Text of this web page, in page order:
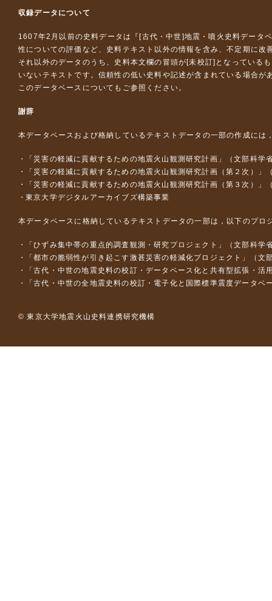
収録データについて
1607年2月以前の史料データは『 [古代・中世]地震・噴火史料データ
性についての評価など、史料テキスト以外の情報を含み、不定期に改
それ以外のデータのうち、史料本文欄の冒頭が[未校訂]となっている
いないテキストです。信頼性の低い史料や記述が含まれている場合が
このデータベースについて もご参照ください。
謝辞
本データベースおよび格納しているテキストデータの一部の作成には
「災害の軽減に貢献するための地震火山観測研究計画」（文部科学
「災害の軽減に貢献するための地震火山観測研究計画（第２次）」
「災害の軽減に貢献するための地震火山観測研究計画（第３次）」
東京大学デジタルアーカイブズ構築事業
本データベースに格納しているテキストデータの一部は，以下のプロ
「ひずみ集中帯の重点的調査観測・研究プロジェクト」（文部科
「都市の脆弱性が引き起こす激甚災害の軽減化プロジェクト」（
「古代・中世の地震史料の校訂・データベース化と共有型拡張・
「古代・中世の全地震史料の校訂・電子化と国際標準震度データ
© 東京大学地震火山史料連携研究機構